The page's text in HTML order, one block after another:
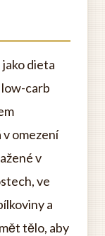
dieta
low-carb
omezení
v
ve
a
tělo, aby